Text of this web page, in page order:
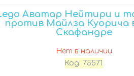
Аватар Нейтири и
против Майлза Куорича
Скафандре
Нет в наличии
Код: 75571